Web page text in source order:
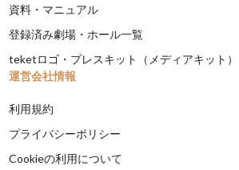
資料・マニュアル
登録済み劇場・ホール一覧
teketロゴ・プレスキット（メディアキット）
運営会社情報
利用規約
プライバシーポリシー
Cookieの利用について